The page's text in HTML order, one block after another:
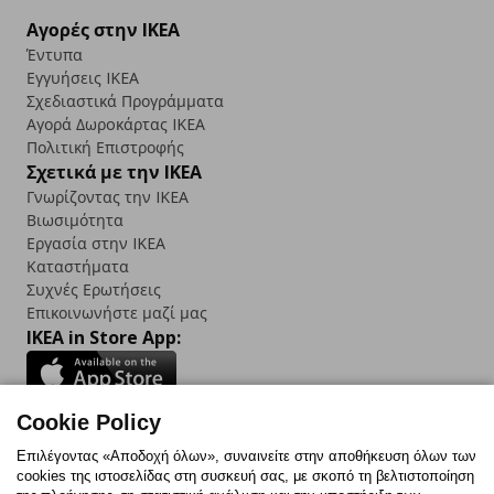
Αγορές στην IKEA
Έντυπα
Εγγυήσεις IKEA
Σχεδιαστικά Προγράμματα
Αγορά Δωρoκάρτας IKEA
Πολιτική Επιστροφής
Σχετικά με την IKEA
Γνωρίζοντας την IKEA
Βιωσιμότητα
Εργασία στην IKEA
Καταστήματα
Συχνές Ερωτήσεις
Επικοινωνήστε μαζί μας
IKEA in Store App:
Follow us:
Cookie Policy
Επιλέγοντας «Αποδοχή όλων», συναινείτε στην αποθήκευση όλων των
cookies της ιστοσελίδας στη συσκευή σας, με σκοπό τη βελτιστοποίηση